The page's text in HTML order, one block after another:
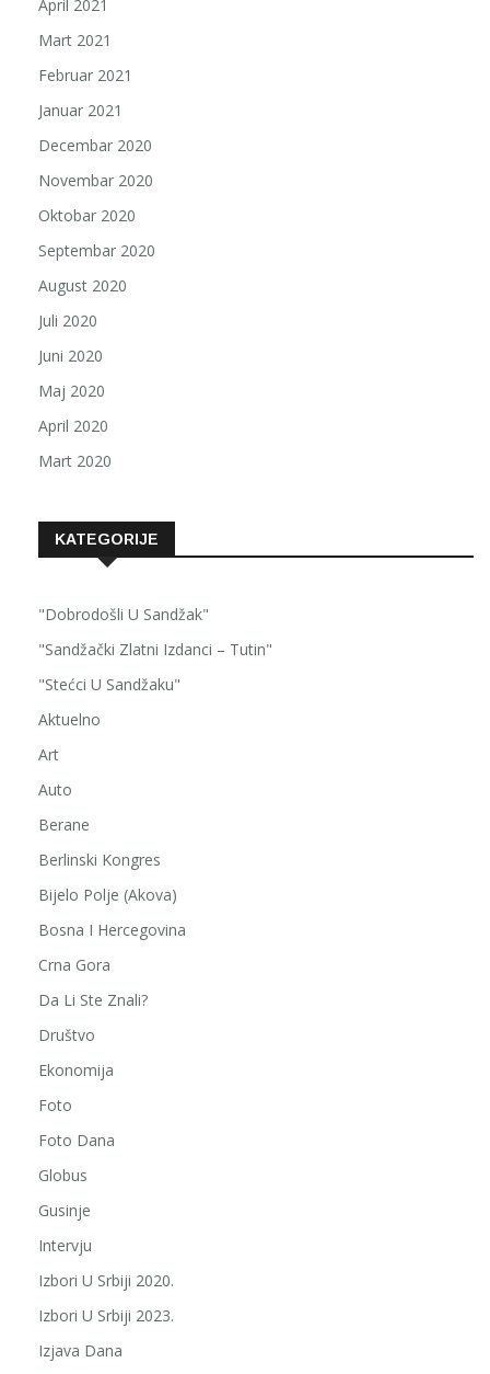
April 2021
Mart 2021
Februar 2021
Januar 2021
Decembar 2020
Novembar 2020
Oktobar 2020
Septembar 2020
August 2020
Juli 2020
Juni 2020
Maj 2020
April 2020
Mart 2020
KATEGORIJE
"Dobrodošli U Sandžak"
"Sandžački Zlatni Izdanci – Tutin"
"Stećci U Sandžaku"
Aktuelno
Art
Auto
Berane
Berlinski Kongres
Bijelo Polje (Akova)
Bosna I Hercegovina
Crna Gora
Da Li Ste Znali?
Društvo
Ekonomija
Foto
Foto Dana
Globus
Gusinje
Intervju
Izbori U Srbiji 2020.
Izbori U Srbiji 2023.
Izjava Dana